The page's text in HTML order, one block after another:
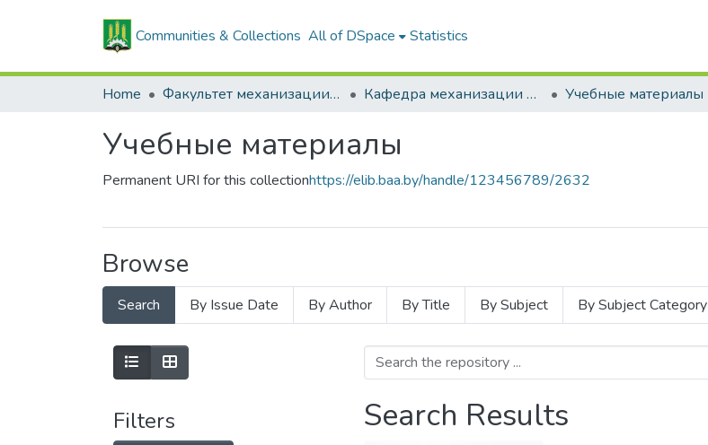
Communities & Collections All of DSpace Statistics
Home Факультет механизации сельского хозяйства Кафедра механизации животноводства и электрификации сельскохозяйственного производства Учебные материалы
Учебные материалы
Permanent URI for this collectionhttps://elib.baa.by/handle/123456789/2632
Browse
Search By Issue Date By Author By Title By Subject By Subject Category
Filters Search Results